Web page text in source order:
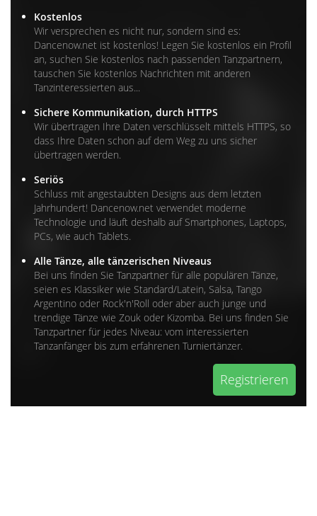
Kostenlos
Wir versprechen es nicht nur, sondern sind es:
Dancenow.net ist kostenlos! Legen Sie kostenlos ein Profil
an, suchen Sie kostenlos nach passenden Tanzpartnern,
tauschen Sie kostenlos Nachrichten mit anderen
Tanzinteressierten aus...
Sichere Kommunikation, durch HTTPS
Wir übertragen Ihre Daten verschlüsselt mittels HTTPS, so
dass Ihre Daten schon auf dem Weg zu uns sicher
übertragen werden.
Seriös
Schluss mit angestaubten Designs aus dem letzten
Jahrhundert! Dancenow.net verwendet moderne
Technologie und läuft deshalb auf Smartphones, Laptops,
PCs, wie auch Tablets.
Alle Tänze, alle tänzerischen Niveaus
Bei uns finden Sie Tanzpartner für alle populären Tänze,
seien es Klassiker wie Standard/Latein, Salsa, Tango
Argentino oder Rock'n'Roll oder aber auch junge und
trendige Tänze wie Zouk oder Kizomba. Bei uns finden Sie
Tanzpartner für jedes Niveau: vom interessierten
Tanzanfänger bis zum erfahrenen Turniertänzer.
Registrieren